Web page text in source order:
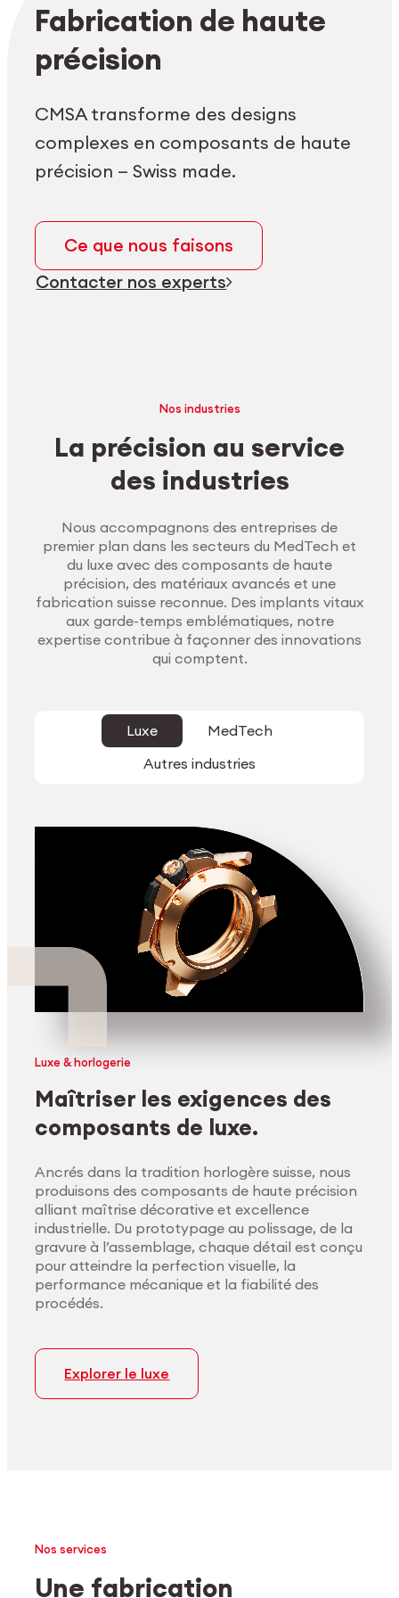
Fabrication de haute
précision
CMSA transforme des designs
complexes en composants de haute
précision — Swiss made.
Ce que nous faisons
Contacter nos experts
Nos industries
La précision au service
des industries
Nous accompagnons des entreprises de
premier plan dans les secteurs du MedTech et
du luxe avec des composants de haute
précision, des matériaux avancés et une
fabrication suisse reconnue. Des implants vitaux
aux garde-temps emblématiques, notre
expertise contribue à façonner des innovations
qui comptent.
Luxe
MedTech
Autres industries
Luxe & horlogerie
Maîtriser les exigences des
composants de luxe.
Ancrés dans la tradition horlogère suisse, nous
produisons des composants de haute précision
alliant maîtrise décorative et excellence
industrielle. Du prototypage au polissage, de la
gravure à l’assemblage, chaque détail est conçu
pour atteindre la perfection visuelle, la
performance mécanique et la fiabilité des
procédés.
Explorer le luxe
Nos services
Une fabrication